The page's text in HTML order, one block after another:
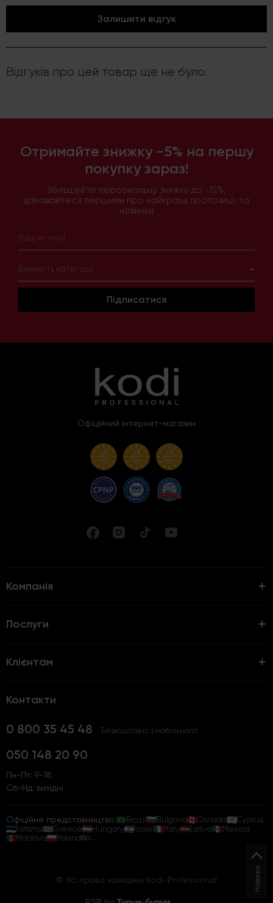
Залишити відгук
Відгуків про цей товар ще не було.
Отримайте знижку -5% на першу
покупку зараз!
Збільшуйте персональну знижку до -15%,
дізнавайтеся першими про найкращі пропозиції та
новинки
Виберіть категорії
Підписатися
Офіційний інтернет-магазин
Компанія
Послуги
Клієнтам
Контакти
0 800 35 45 48 Безкоштовно з мобільного!
050 148 20 90
Пн-Пт: 9-18
Сб-Нд: вихідні
Офіційне представництво: Brazil Bulgaria Canada
Cyprus
Estonia
Greece Hungary Israel Italy Latvia
Mexico
Moldova
Poland Всі...
© Усі права захищені Kodi-Professional Наверх